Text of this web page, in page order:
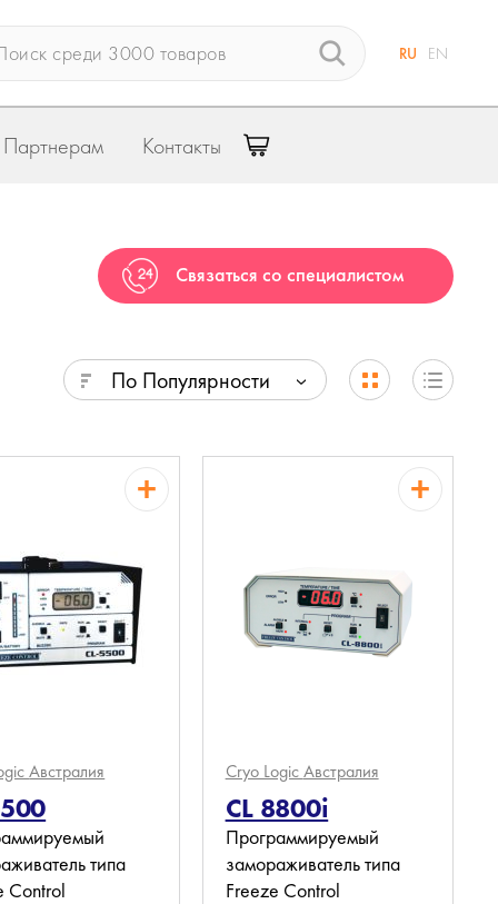
RU EN
Партнерам Контакты
Связаться со специалистом
По Популярности
Австралия
типа
Control
Cryo LogicАвстралия
CL 8800i
Программируемый
замораживатель типа
Freeze Control